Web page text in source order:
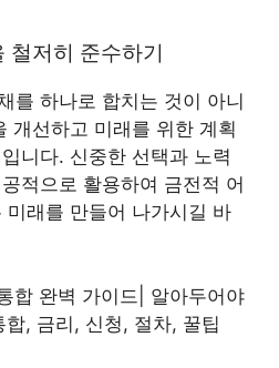
철저히 준수하기
를 하나로 합치는 것이 아니
개선하고 미래를 위한 계획
니다. 신중한 선택과 노력
적으로 활용하여 금전적 어
미래를 만들어 나가시길 바